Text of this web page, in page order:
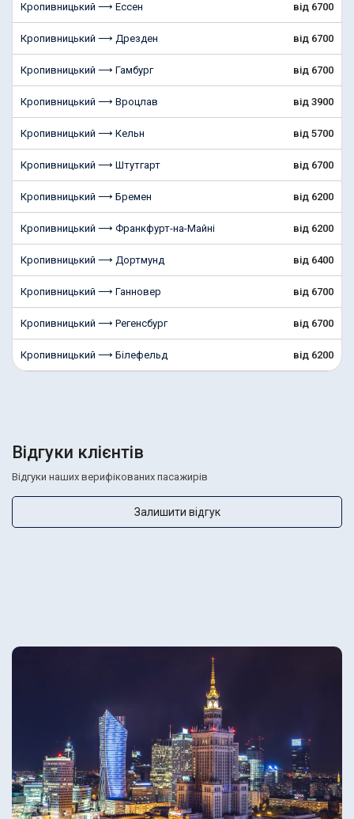
Кропивницький ⟶ Ессен від 6700
Кропивницький ⟶ Дрезден від 6700
Кропивницький ⟶ Гамбург від 6700
Кропивницький ⟶ Вроцлав від 3900
Кропивницький ⟶ Кельн від 5700
Кропивницький ⟶ Штутгарт від 6700
Кропивницький ⟶ Бремен від 6200
Кропивницький ⟶ Франкфурт-на-Майні від 6200
Кропивницький ⟶ Дортмунд від 6400
Кропивницький ⟶ Ганновер від 6700
Кропивницький ⟶ Регенсбург від 6700
Кропивницький ⟶ Білефельд від 6200
Відгуки клієнтів
Відгуки наших верифікованих пасажирів
Залишити відгук